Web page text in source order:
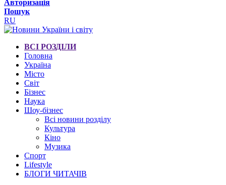
Авторизація
Пошук
RU
ВСІ РОЗДІЛИ
Головна
Україна
Місто
Світ
Бізнес
Наука
Шоу-бізнес
Всі новини розділу
Культура
Кіно
Музика
Спорт
Lifestyle
БЛОГИ ЧИТАЧІВ